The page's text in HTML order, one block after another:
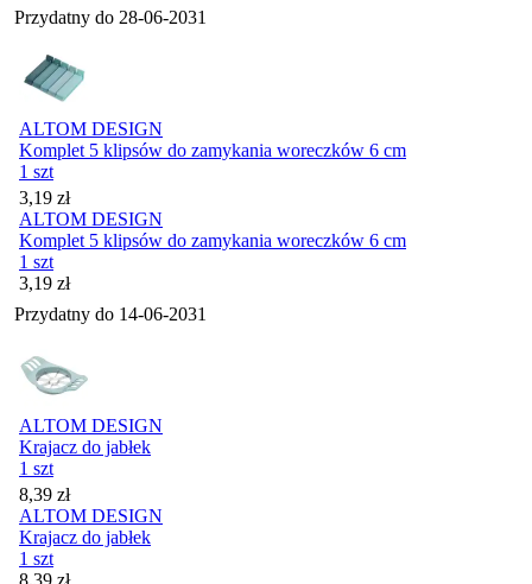
Przydatny do 28-06-2031
ALTOM DESIGN
Komplet 5 klipsów do zamykania woreczków 6 cm
1 szt
Cena
3,19 zł
ALTOM DESIGN
Komplet 5 klipsów do zamykania woreczków 6 cm
1 szt
Cena
3,19 zł
Przydatny do 14-06-2031
ALTOM DESIGN
Krajacz do jabłek
1 szt
Cena
8,39 zł
ALTOM DESIGN
Krajacz do jabłek
1 szt
Cena
8,39 zł